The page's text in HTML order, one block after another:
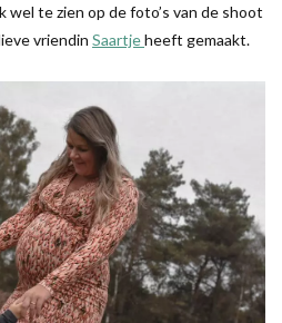
wel te zien op de foto’s van de shoot
vriendin Saartjeheeft gemaakt.